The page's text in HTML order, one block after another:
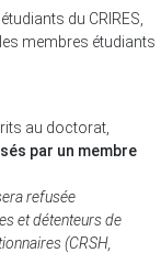
du CRIRES,
membres étudiants
au doctorat,
par un membre
refusée
et détenteurs de
(CRSH,